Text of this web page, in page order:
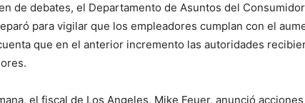
de debates, el Departamento de Asuntos del
para vigilar que los empleadores cumplan con el
que en el anterior incremento las autoridades
el fiscal de Los Angeles, Mike Feuer, anunció